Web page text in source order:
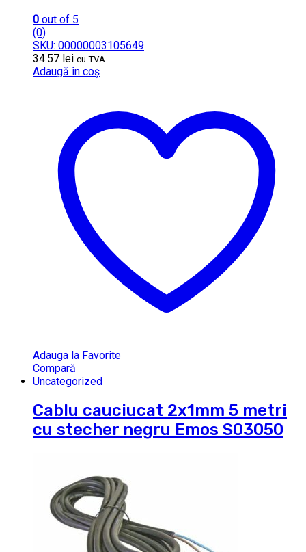
0 out of 5
(0)
SKU: 00000003105649
34.57 lei cu TVA
Adaugă în coș
Adauga la Favorite
Compară
Uncategorized
Cablu cauciucat 2x1mm 5 metri
cu stecher negru Emos S03050